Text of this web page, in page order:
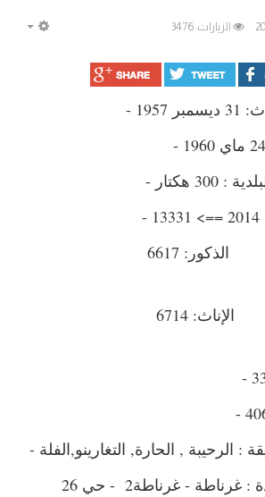
الزيارات: 3476
-
هكتار -
: الرحيبة , الحارة, التغارينو,الفلة -
من الأحياء الجديدة : غرناطة - غرناطة2 - حي 26